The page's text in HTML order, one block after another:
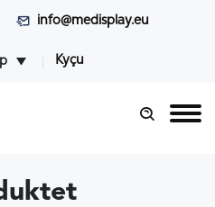
info@medisplay.eu
Kyçu